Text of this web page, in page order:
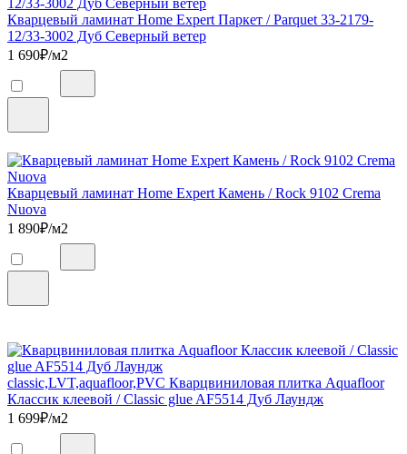
Кварцевый ламинат Home Expert Паркет / Parquet 33-2179-
12/33-3002 Дуб Северный ветер
1 690₽/м2
Кварцевый ламинат Home Expert Камень / Rock 9102 Crema
Nuova
1 890₽/м2
classic,LVT,aquafloor,PVC Кварцвиниловая плитка Aquafloor
Классик клеевой / Classic glue AF5514 Дуб Лаундж
1 699₽/м2